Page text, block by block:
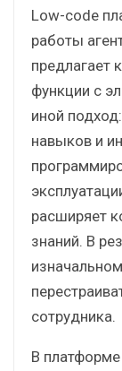
Low-code
работы
предлагает
функции с
иной
навыков и
расширяет
знаний. В
сотрудника.
В